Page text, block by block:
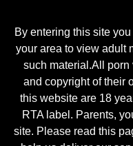
By entering this site
your area to view adult
such material.All
and copyright of their
this website are 18
RTA label. Parents,
site. Please read this